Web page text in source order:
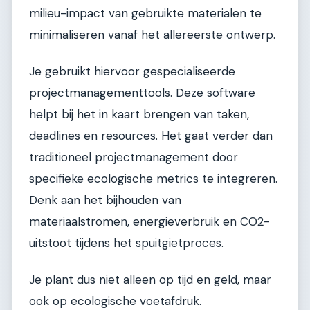
milieu-impact van gebruikte materialen te
minimaliseren vanaf het allereerste ontwerp.
Je gebruikt hiervoor gespecialiseerde
projectmanagementtools. Deze software
helpt bij het in kaart brengen van taken,
deadlines en resources. Het gaat verder dan
traditioneel projectmanagement door
specifieke ecologische metrics te integreren.
Denk aan het bijhouden van
materiaalstromen, energieverbruik en CO2-
uitstoot tijdens het spuitgietproces.
Je plant dus niet alleen op tijd en geld, maar
ook op ecologische voetafdruk.